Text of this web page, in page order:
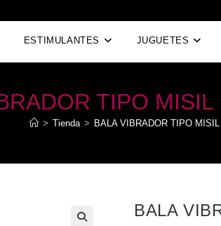
ESTIMULANTES JUGUETES
TIPO
> Tienda > BALA VIBRADOR TIPO
BALA